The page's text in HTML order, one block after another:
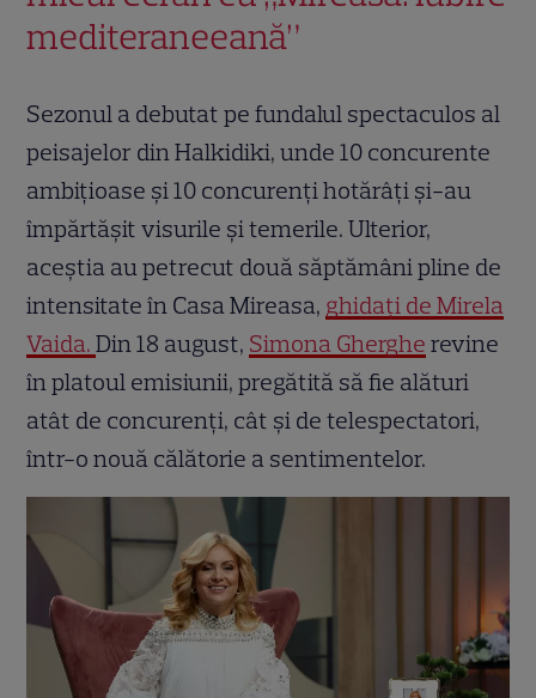
mediteraneeană”
Sezonul a debutat pe fundalul spectaculos al
peisajelor din Halkidiki, unde 10 concurente
ambițioase și 10 concurenți hotărâți și-au
împărtășit visurile și temerile. Ulterior,
aceștia au petrecut două săptămâni pline de
intensitate în Casa Mireasa, ghidați de Mirela
Vaida.Din 18 august, Simona Gherghe revine
în platoul emisiunii, pregătită să fie alături
atât de concurenți, cât și de telespectatori,
într-o nouă călătorie a sentimentelor.